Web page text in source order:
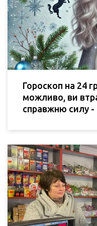
Гороскоп на 24
можливо, ви
справжню силу -